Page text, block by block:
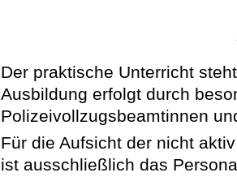
Der praktische Unterricht
Ausbildung erfolgt durch
Polizeivollzugsbeamtinnen
Für die Aufsicht der nicht
ist ausschließlich das